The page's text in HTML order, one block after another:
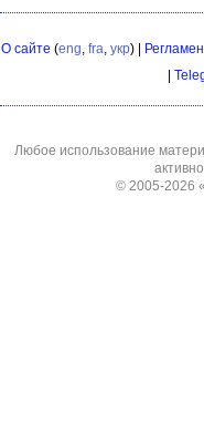
О сайте (eng, fra, укр) |
Любое использование
© 2005-2026